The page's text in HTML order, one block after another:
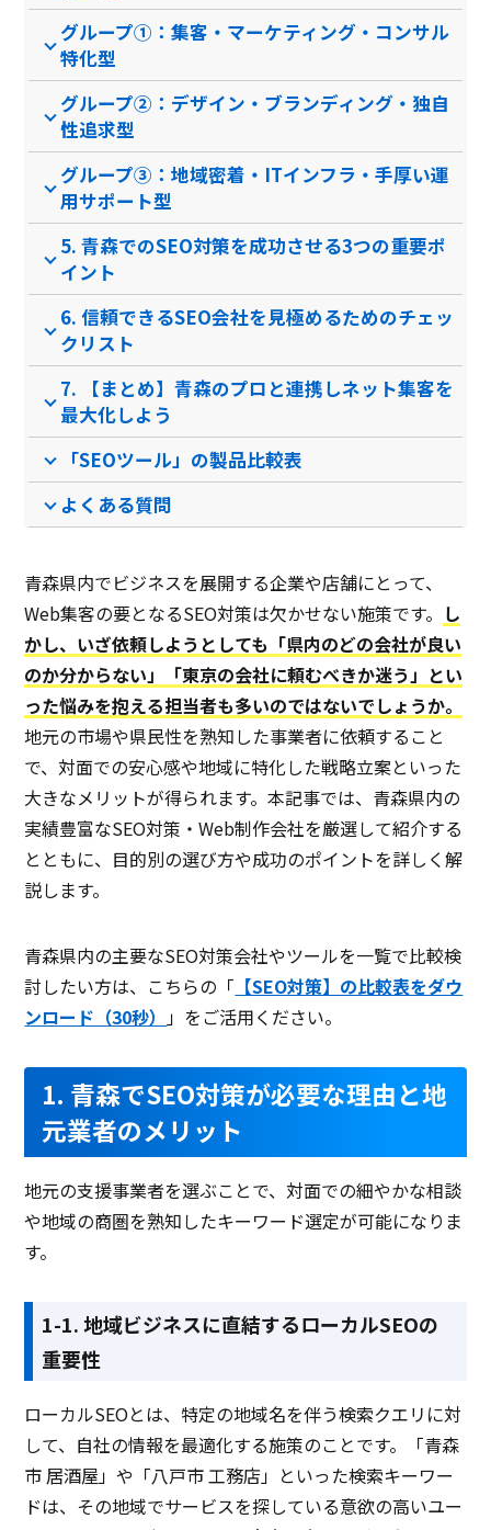
ソフト種別
推奨環境
サポート
クラウド型ソフト
PCブラウザスマートフォ
ンブラウザ
クラウド型ソフト
PCブラウザ
クラ
グループ①：集客・マーケティング・コンサル
特化型
グループ②：デザイン・ブランディング・独自
性追求型
グループ③：地域密着・ITインフラ・手厚い運
用サポート型
5. 青森でのSEO対策を成功させる3つの重要ポ
イント
6. 信頼できるSEO会社を見極めるためのチェッ
クリスト
7. 【まとめ】青森のプロと連携しネット集客を
最大化しよう
「SEOツール」の製品比較表
よくある質問
青森県内でビジネスを展開する企業や店舗にとって、
Web集客の要となるSEO対策は欠かせない施策です。 し
かし、いざ依頼しようとしても「県内のどの会社が良い
のか分からない」「東京の会社に頼むべきか迷う」とい
った悩みを抱える担当者も多いのではないでしょうか。
地元の市場や県民性を熟知した事業者に依頼すること
で、対面での安心感や地域に特化した戦略立案といった
大きなメリットが得られます。本記事では、青森県内の
実績豊富なSEO対策・Web制作会社を厳選して紹介する
とともに、目的別の選び方や成功のポイントを詳しく解
説します。
青森県内の主要なSEO対策会社やツールを一覧で比較検
討したい方は、こちらの「 【SEO対策】の比較表をダウ
ンロード（30秒） 」をご活用ください。
1. 青森でSEO対策が必要な理由と地
元業者のメリット
地元の支援事業者を選ぶことで、対面での細やかな相談
や地域の商圏を熟知したキーワード選定が可能になりま
す。
1-1. 地域ビジネスに直結するローカルSEOの
重要性
ローカルSEOとは、特定の地域名を伴う検索クエリに対
して、自社の情報を最適化する施策のことです。「青森
市 居酒屋」や「八戸市 工務店」といった検索キーワー
ドは、その地域でサービスを探している意欲の高いユー